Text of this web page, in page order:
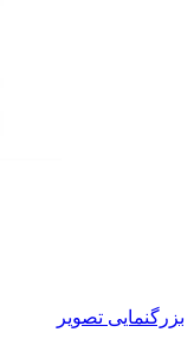
بزرگنمایی تصویر